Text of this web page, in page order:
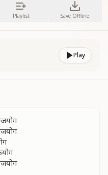
Playlist Save Offline
Play